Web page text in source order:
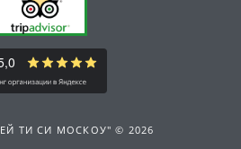
ТИ СИ МОСКОУ" © 2026